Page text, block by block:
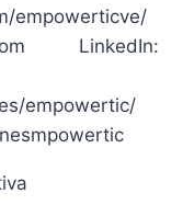
empowerticve/
LinkedIn:
empowertic/